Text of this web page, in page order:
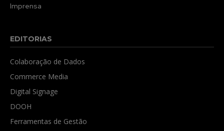
Imprensa
EDITORIAS
Colaboração de Dados
Commerce Media
Digital Signage
DOOH
Ferramentas de Gestão